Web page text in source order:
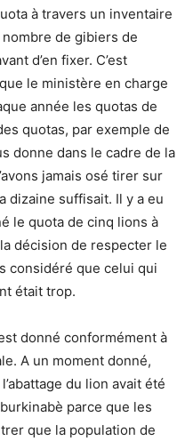
à travers un inventaire
de gibiers de
d’en fixer. C’est
le ministère en charge
année les quotas de
quotas, par exemple de
donne dans le cadre de la
jamais osé tirer sur
dizaine suffisait. Il y a eu
le quota de cinq lions à
décision de respecter le
considéré que celui qui
était trop.
donné conformément à
A un moment donné,
du lion avait été
parce que les
que la population de